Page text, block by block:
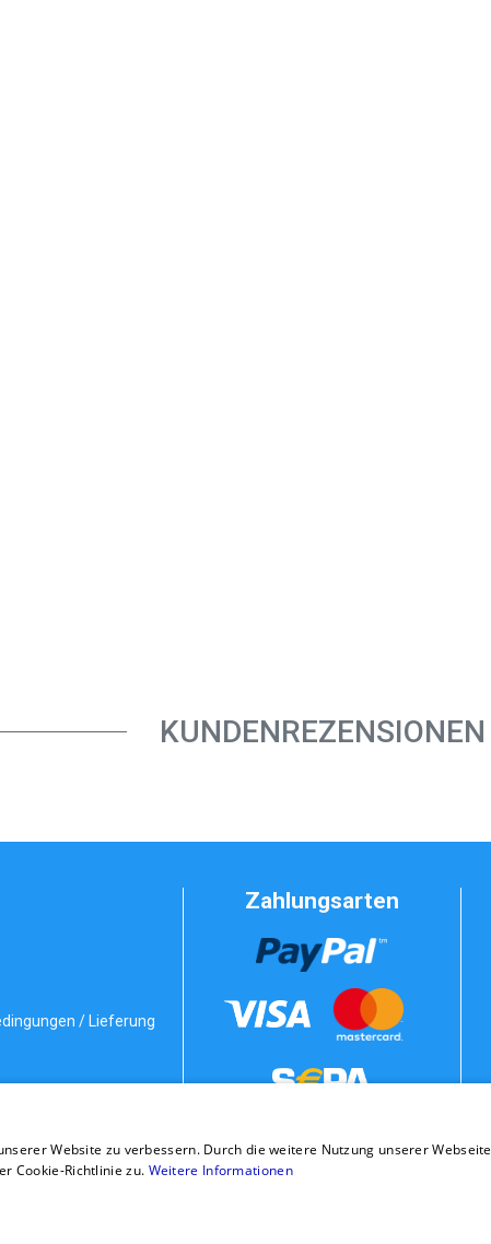
KUNDENREZENSIONEN
/ Lieferung
Zahlungsarten
Website zu verbessern. Durch die weitere Nutzung unserer Webseite
Cookie-Richtlinie zu. Weitere Informationen